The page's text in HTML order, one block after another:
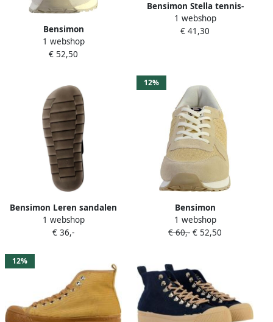
Bensimon
Hardloopschoenen H15258
1 webshop
€ 52,50
Bensimon Stella tennis-
sneakers met veters
1 webshop
€ 41,30
Bensimon Leren sandalen
van Terre De Marins Imila
1 webshop
€ 36,-
12%
Bensimon
Hardloopschoenen
1 webshop
€ 60,- € 52,50
12%